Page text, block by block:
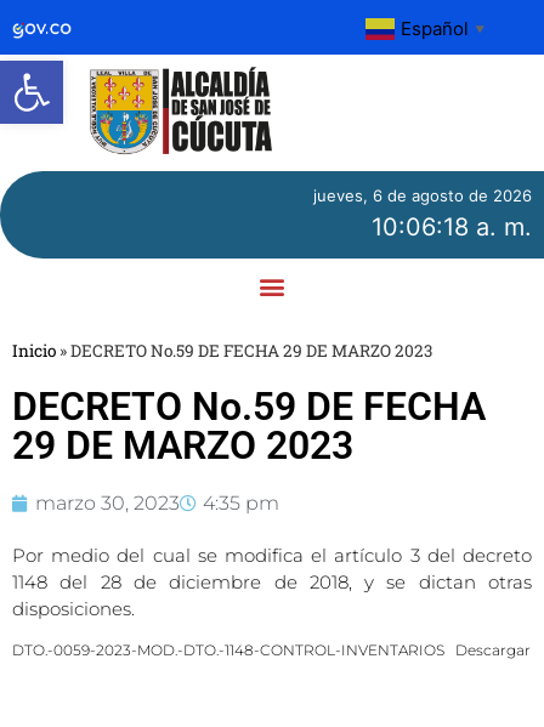
Abrir barra de herramientas
Español ▼
jueves, 6 de agosto de 2026
10:06:19 a. m.
Inicio »DECRETO No.59 DE FECHA 29 DE MARZO 2023
DECRETO No.59 DE FECHA
29 DE MARZO 2023
marzo 30, 2023 4:35 pm
Por medio del cual se modifica el artículo 3 del decreto
1148 del 28 de diciembre de 2018, y se dictan otras
disposiciones.
DTO.-0059-2023-MOD.-DTO.-1148-CONTROL-INVENTARIOS Descargar